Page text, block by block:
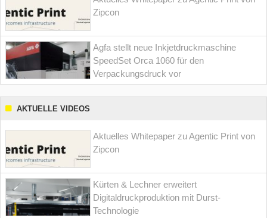
Zipcon
Agfa stellt neue Inkjetdruckmaschine
SpeedSet Orca 1060 für den
Verpackungsdruck vor
AKTUELLE VIDEOS
Aktuelles Whitepaper zu Agentic Print von
Zipcon
Kürten & Lechner erweitert
Digitaldruckproduktion mit Durst-
Technologie